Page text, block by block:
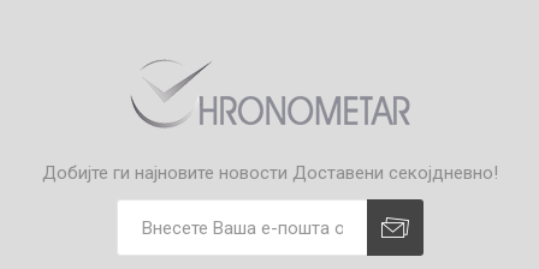
Добијте ги најновите новости Доставени секојдневно!